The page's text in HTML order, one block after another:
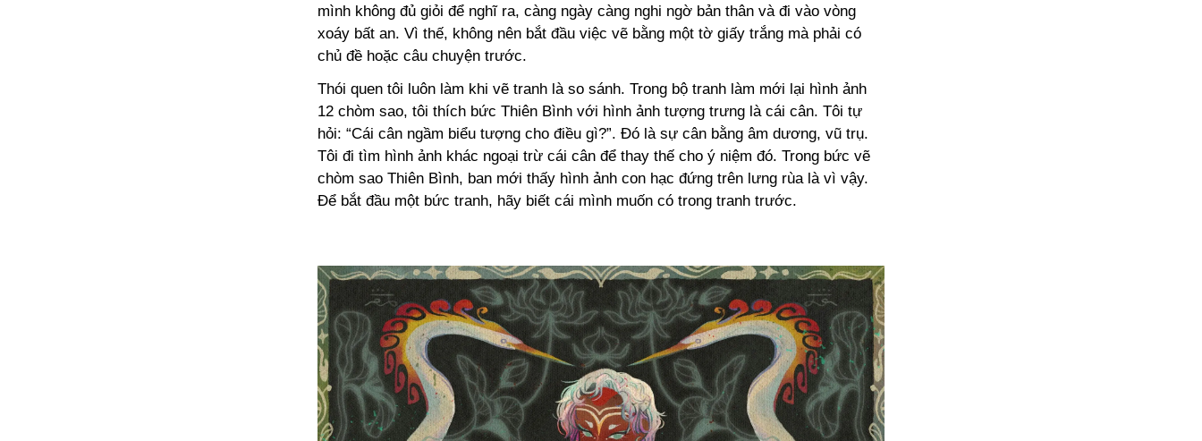
mình không đủ giỏi để nghĩ ra, càng ngày càng nghi ngờ bản thân và đi vào vòng
xoáy bất an. Vì thế, không nên bắt đầu việc vẽ bằng một tờ giấy trắng mà phải có
chủ đề hoặc câu chuyện trước.
Thói quen tôi luôn làm khi vẽ tranh là so sánh. Trong bộ tranh làm mới lại hình ảnh
12 chòm sao, tôi thích bức Thiên Bình với hình ảnh tượng trưng là cái cân. Tôi tự
hỏi: “Cái cân ngầm biểu tượng cho điều gì?”. Đó là sự cân bằng âm dương, vũ trụ.
Tôi đi tìm hình ảnh khác ngoại trừ cái cân để thay thế cho ý niệm đó. Trong bức vẽ
chòm sao Thiên Bình, ban mới thấy hình ảnh con hạc đứng trên lưng rùa là vì vậy.
Để bắt đầu một bức tranh, hãy biết cái mình muốn có trong tranh trước.